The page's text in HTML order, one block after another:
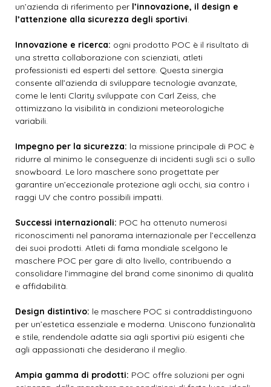
un’azienda di riferimento per l’innovazione, il design e
l’attenzione alla sicurezza degli sportivi.
Innovazione e ricerca: ogni prodotto POC è il risultato di
una stretta collaborazione con scienziati, atleti
professionisti ed esperti del settore. Questa sinergia
consente all’azienda di sviluppare tecnologie avanzate,
come le lenti Clarity sviluppate con Carl Zeiss, che
ottimizzano la visibilità in condizioni meteorologiche
variabili.
Impegno per la sicurezza: la missione principale di POC è
ridurre al minimo le conseguenze di incidenti sugli sci o sullo
snowboard. Le loro maschere sono progettate per
garantire un’eccezionale protezione agli occhi, sia contro i
raggi UV che contro possibili impatti.
Successi internazionali: POC ha ottenuto numerosi
riconoscimenti nel panorama internazionale per l’eccellenza
dei suoi prodotti. Atleti di fama mondiale scelgono le
maschere POC per gare di alto livello, contribuendo a
consolidare l’immagine del brand come sinonimo di qualità
e affidabilità.
Design distintivo: le maschere POC si contraddistinguono
per un’estetica essenziale e moderna. Uniscono funzionalità
e stile, rendendole adatte sia agli sportivi più esigenti che
agli appassionati che desiderano il meglio.
Ampia gamma di prodotti: POC offre soluzioni per ogni